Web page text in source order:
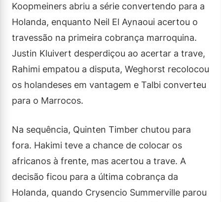
Koopmeiners abriu a série convertendo para a
Holanda, enquanto Neil El Aynaoui acertou o
travessão na primeira cobrança marroquina.
Justin Kluivert desperdiçou ao acertar a trave,
Rahimi empatou a disputa, Weghorst recolocou
os holandeses em vantagem e Talbi converteu
para o Marrocos.
Na sequência, Quinten Timber chutou para
fora. Hakimi teve a chance de colocar os
africanos à frente, mas acertou a trave. A
decisão ficou para a última cobrança da
Holanda, quando Crysencio Summerville parou